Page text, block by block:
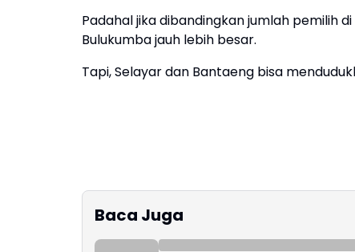
Padahal jika dibandingkan jumlah pemilih
Bulukumba jauh lebih besar.
Tapi, Selayar dan Bantaeng bisa
Baca Juga